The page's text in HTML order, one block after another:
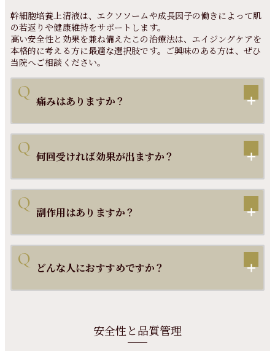
幹細胞培養上清液は、エクソソームや成長因子の働きによって肌
の若返りや健康維持をサポートします。
高い安全性と効果を兼ね備えたこの治療法は、エイジングケアを
本格的に考える方に最適な選択肢です。ご興味のある方は、ぜひ
当院へご相談ください。
痛みはありますか？
何回受ければ効果が出ますか？
副作用はありますか？
どんな人におすすめですか？
安全性と品質管理